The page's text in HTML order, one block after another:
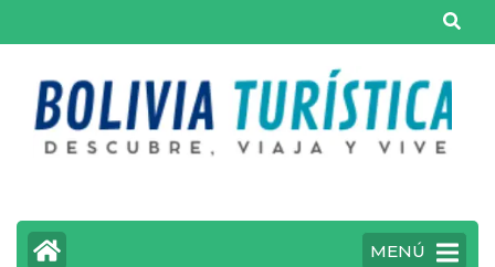
al
contenido
(presiona
MENÚ